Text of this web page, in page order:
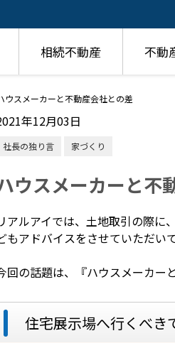
相続不動産 不動
ウスメーカーと不動産会社との差
年12月03日
社長の独り言 家づくり
ウスメーカーと不
アルアイでは、土地取引の際に
もアドバイスをさせていただい
回の話題は、『ハウスメーカー
住宅展示場へ行くべき